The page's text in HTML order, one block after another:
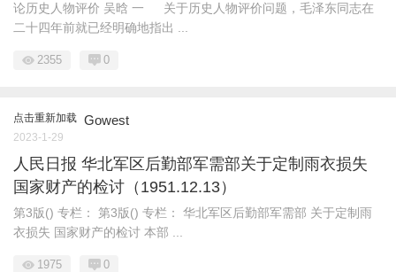
论历史人物评价 吴晗 一 关于历史人物评价问题，毛泽东同志在
二十四年前就已经明确地指出 ...
2355 0
点击重新加载 Gowest
2023-1-29
人民日报 华北军区后勤部军需部关于定制雨衣损失
国家财产的检讨（1951.12.13）
第3版() 专栏： 第3版() 专栏： 华北军区后勤部军需部 关于定制雨
衣损失 国家财产的检讨 本部 ...
1975 0